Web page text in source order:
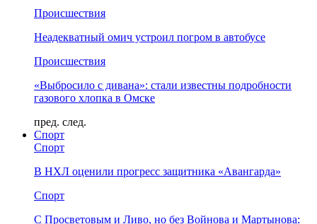
Происшествия
Неадекватный омич устроил погром в автобусе
Происшествия
«Выбросило с дивана»: стали известны подробности
газового хлопка в Омске
пред. след.
Спорт
Спорт
В НХЛ оценили прогресс защитника «Авангарда»
Спорт
С Просветовым и Ливо, но без Войнова и Мартынова: